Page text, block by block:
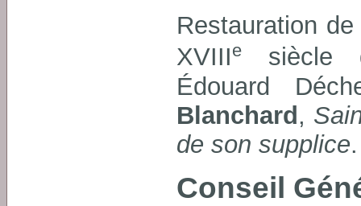
Restauration
XVIIIe
siècle
Édouard
Blanchard,
de son supplice.
Conseil